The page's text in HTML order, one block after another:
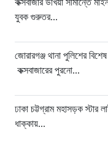
কক্সবাজার উখিয়া সীমান্তে
যুবক গুরুতর...
জোরারগঞ্জ থানা পুলিশের
কক্সবাজারের পুরনো...
ঢাকা চট্টগ্রাম মহাসড়ক স্টার
ধাক্কায়...